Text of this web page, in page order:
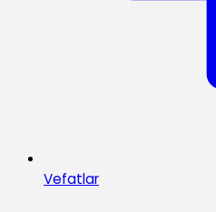
Vefatlar